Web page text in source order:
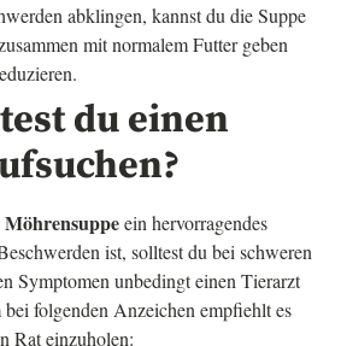
abklingen, kannst du die Suppe
mit normalem Futter geben
du einen
ein hervorragendes
ist, solltest du bei schweren
Symptomen unbedingt einen Tierarzt
folgenden Anzeichen empfiehlt es
Rat einzuholen: